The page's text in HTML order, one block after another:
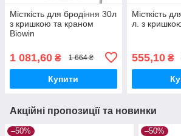
Місткість для бродіння 30л
з кришкою та краном
Biowin
1 081,60 ₴ 1 664 ₴
Купити
Місткість
л. з
555,10₴
Акційні пропозиції та новинки
–50% –50%